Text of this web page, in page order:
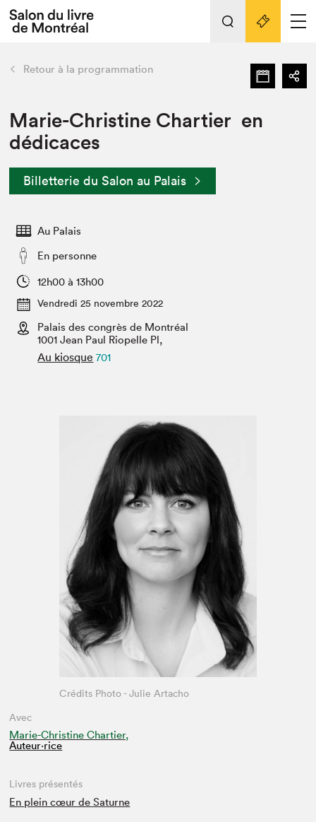
Espace médias
Espace exposant⋅e⋅s
Espace enseignant·e·s
Espace pro
Tout sur l'édition 2022
Actualités
Vidéos et Balados
retour Nos activités
Édition 2022
Planifier sa visite
Nous connaître
Projets partenaires 2022
Archives
Liens pratiques
Retour à la programmation
Marie-Christine Chartier en
dédicaces
Billetterie du Salon au Palais
Au Palais
En personne
12h00 à 13h00
Vendredi 25 novembre 2022
Palais des congrès de Montréal
1001 Jean Paul Riopelle Pl,
Au kiosque 701
Avec
Marie-Christine Chartier,
Auteur·rice
Crédits Photo - Julie Artacho
Livres présentés
En plein cœur de Saturne